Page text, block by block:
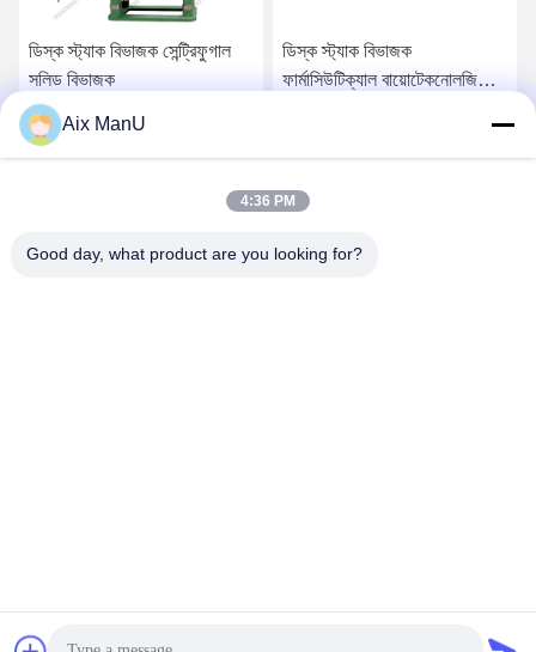
ডিস্ক স্ট্যাক বিভাজক সেন্ট্রিফুগাল
সলিড বিভাজক
সেরা দাম পান
ডিস্ক স্ট্যাক বিভাজক
ফার্মাসিউটিক্যাল বায়োটেকনোলজি
সেরা দাম পান
Aix ManU
4:36 PM
Good day, what product are you looking for?